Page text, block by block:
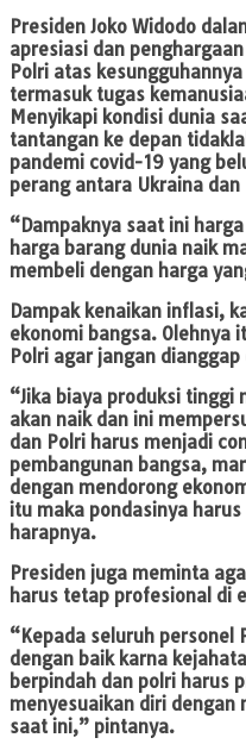
Presiden Joko Widodo
apresiasi dan
Polri atas
termasuk tugas
Menyikapi kondisi dunia
tantangan ke depan
pandemi covid-19 yang
perang antara Ukraina dan
“Dampaknya saat ini
harga barang dunia naik
membeli dengan harga
Dampak kenaikan inflasi,
ekonomi bangsa. Olehnya
Polri agar jangan
“Jika biaya produksi
akan naik dan ini
dan Polri harus menjadi
pembangunan bangsa,
dengan mendorong
itu maka pondasinya
harapnya.
Presiden juga meminta
harus tetap profesional di
“Kepada seluruh personel
dengan baik karna
berpindah dan polri harus
menyesuaikan diri dengan
saat ini,” pintanya.